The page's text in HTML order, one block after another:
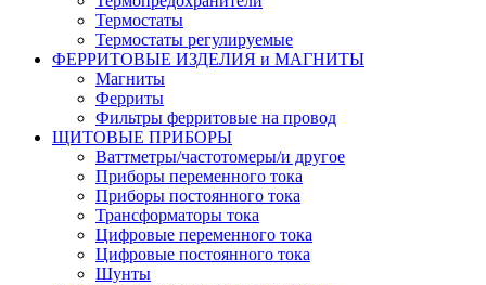
Термостаты
Термостаты регулируемые
ФЕРРИТОВЫЕ ИЗДЕЛИЯ и МАГНИТЫ
Магниты
Ферриты
Фильтры ферритовые на провод
ЩИТОВЫЕ ПРИБОРЫ
Ваттметры/частотомеры/и другое
Приборы переменного тока
Приборы постоянного тока
Трансформаторы тока
Цифровые переменного тока
Цифровые постоянного тока
Шунты